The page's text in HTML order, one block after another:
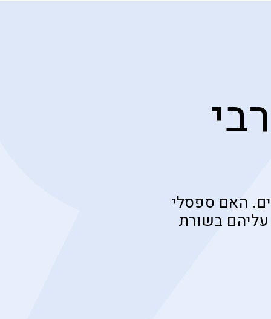
האם ספסלי
עליהם בשורת